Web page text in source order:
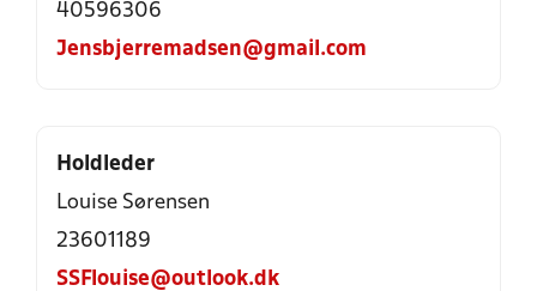
40596306
Jensbjerremadsen@gmail.com
Holdleder
Louise Sørensen
23601189
SSFlouise@outlook.dk